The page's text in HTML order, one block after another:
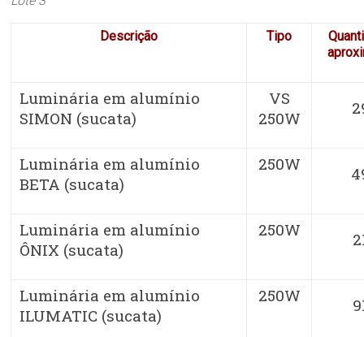
Descrição Tipo
Luminária em alumínio
SIMON (sucata)
VS
250W
Luminária em alumínio
BETA (sucata)
250W
Luminária em alumínio
ÔNIX (sucata)
250W
Luminária em alumínio
ILUMATIC (sucata)
250W